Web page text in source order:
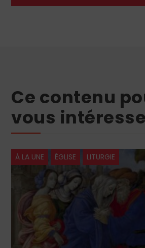
Ce contenu
vous
À LA UNE ÉGLISE LITURGIE